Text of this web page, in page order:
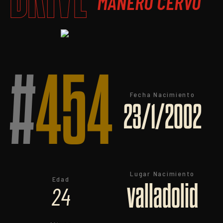
#454 Fecha Nacimiento
23/1/2002
Edad
24
Lugar Nacimiento
valladolid